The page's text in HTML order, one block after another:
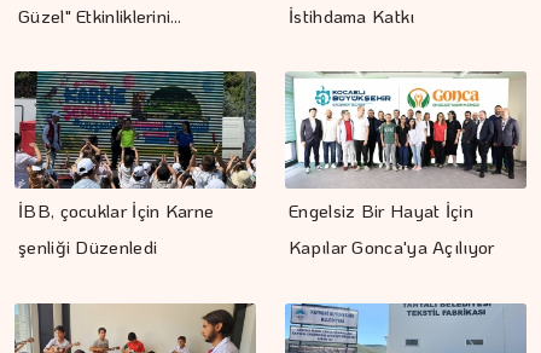
Güzel" Etkinliklerini…
İstihdama Katkı
İBB, çocuklar İçin Karne
şenliği Düzenledi
Engelsiz Bir Hayat İçin
Kapılar Gonca'ya Açılıyor